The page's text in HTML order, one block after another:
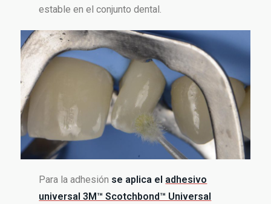
estable en el conjunto dental.
Para la adhesión se aplica el adhesivo
universal 3M™ Scotchbond™ Universal